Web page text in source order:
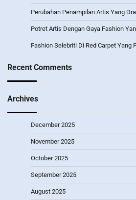
Perubahan Penampilan Artis Yang
Potret Artis Dengan Gaya Fashion
Fashion Selebriti Di Red Carpet Yang
Recent Comments
Archives
December 2025
November 2025
October 2025
September 2025
August 2025